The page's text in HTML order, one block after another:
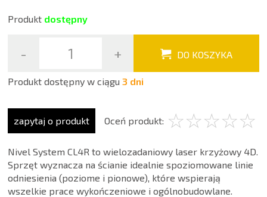
Produkt dostępny
- + DO KOSZYKA
Produkt dostępny w ciągu3 dni
zapytaj o produkt Oceń produkt: ☆☆☆☆☆
★★★★★
Nivel System CL4R to wielozadaniowy laser krzyżowy 4D.
Sprzęt wyznacza na ścianie idealnie spoziomowane linie
odniesienia (poziome i pionowe), które wspierają
wszelkie prace wykończeniowe i ogólnobudowlane.